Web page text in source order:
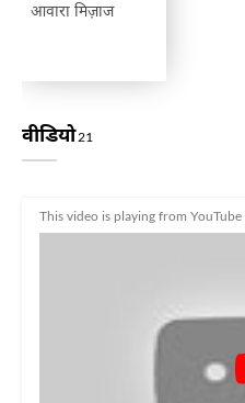
आवारा मिज़ाज
वीडियो21
This video is playing from YouTube